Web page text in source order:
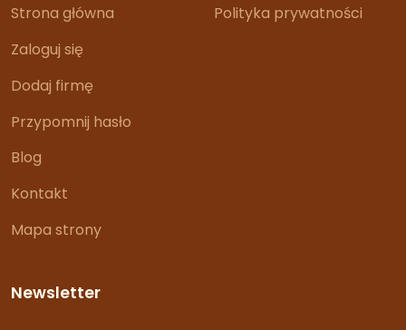
Strona główna
Zaloguj się
Dodaj firmę
Przypomnij hasło
Blog
Kontakt
Mapa strony
Polityka prywatności
Newsletter